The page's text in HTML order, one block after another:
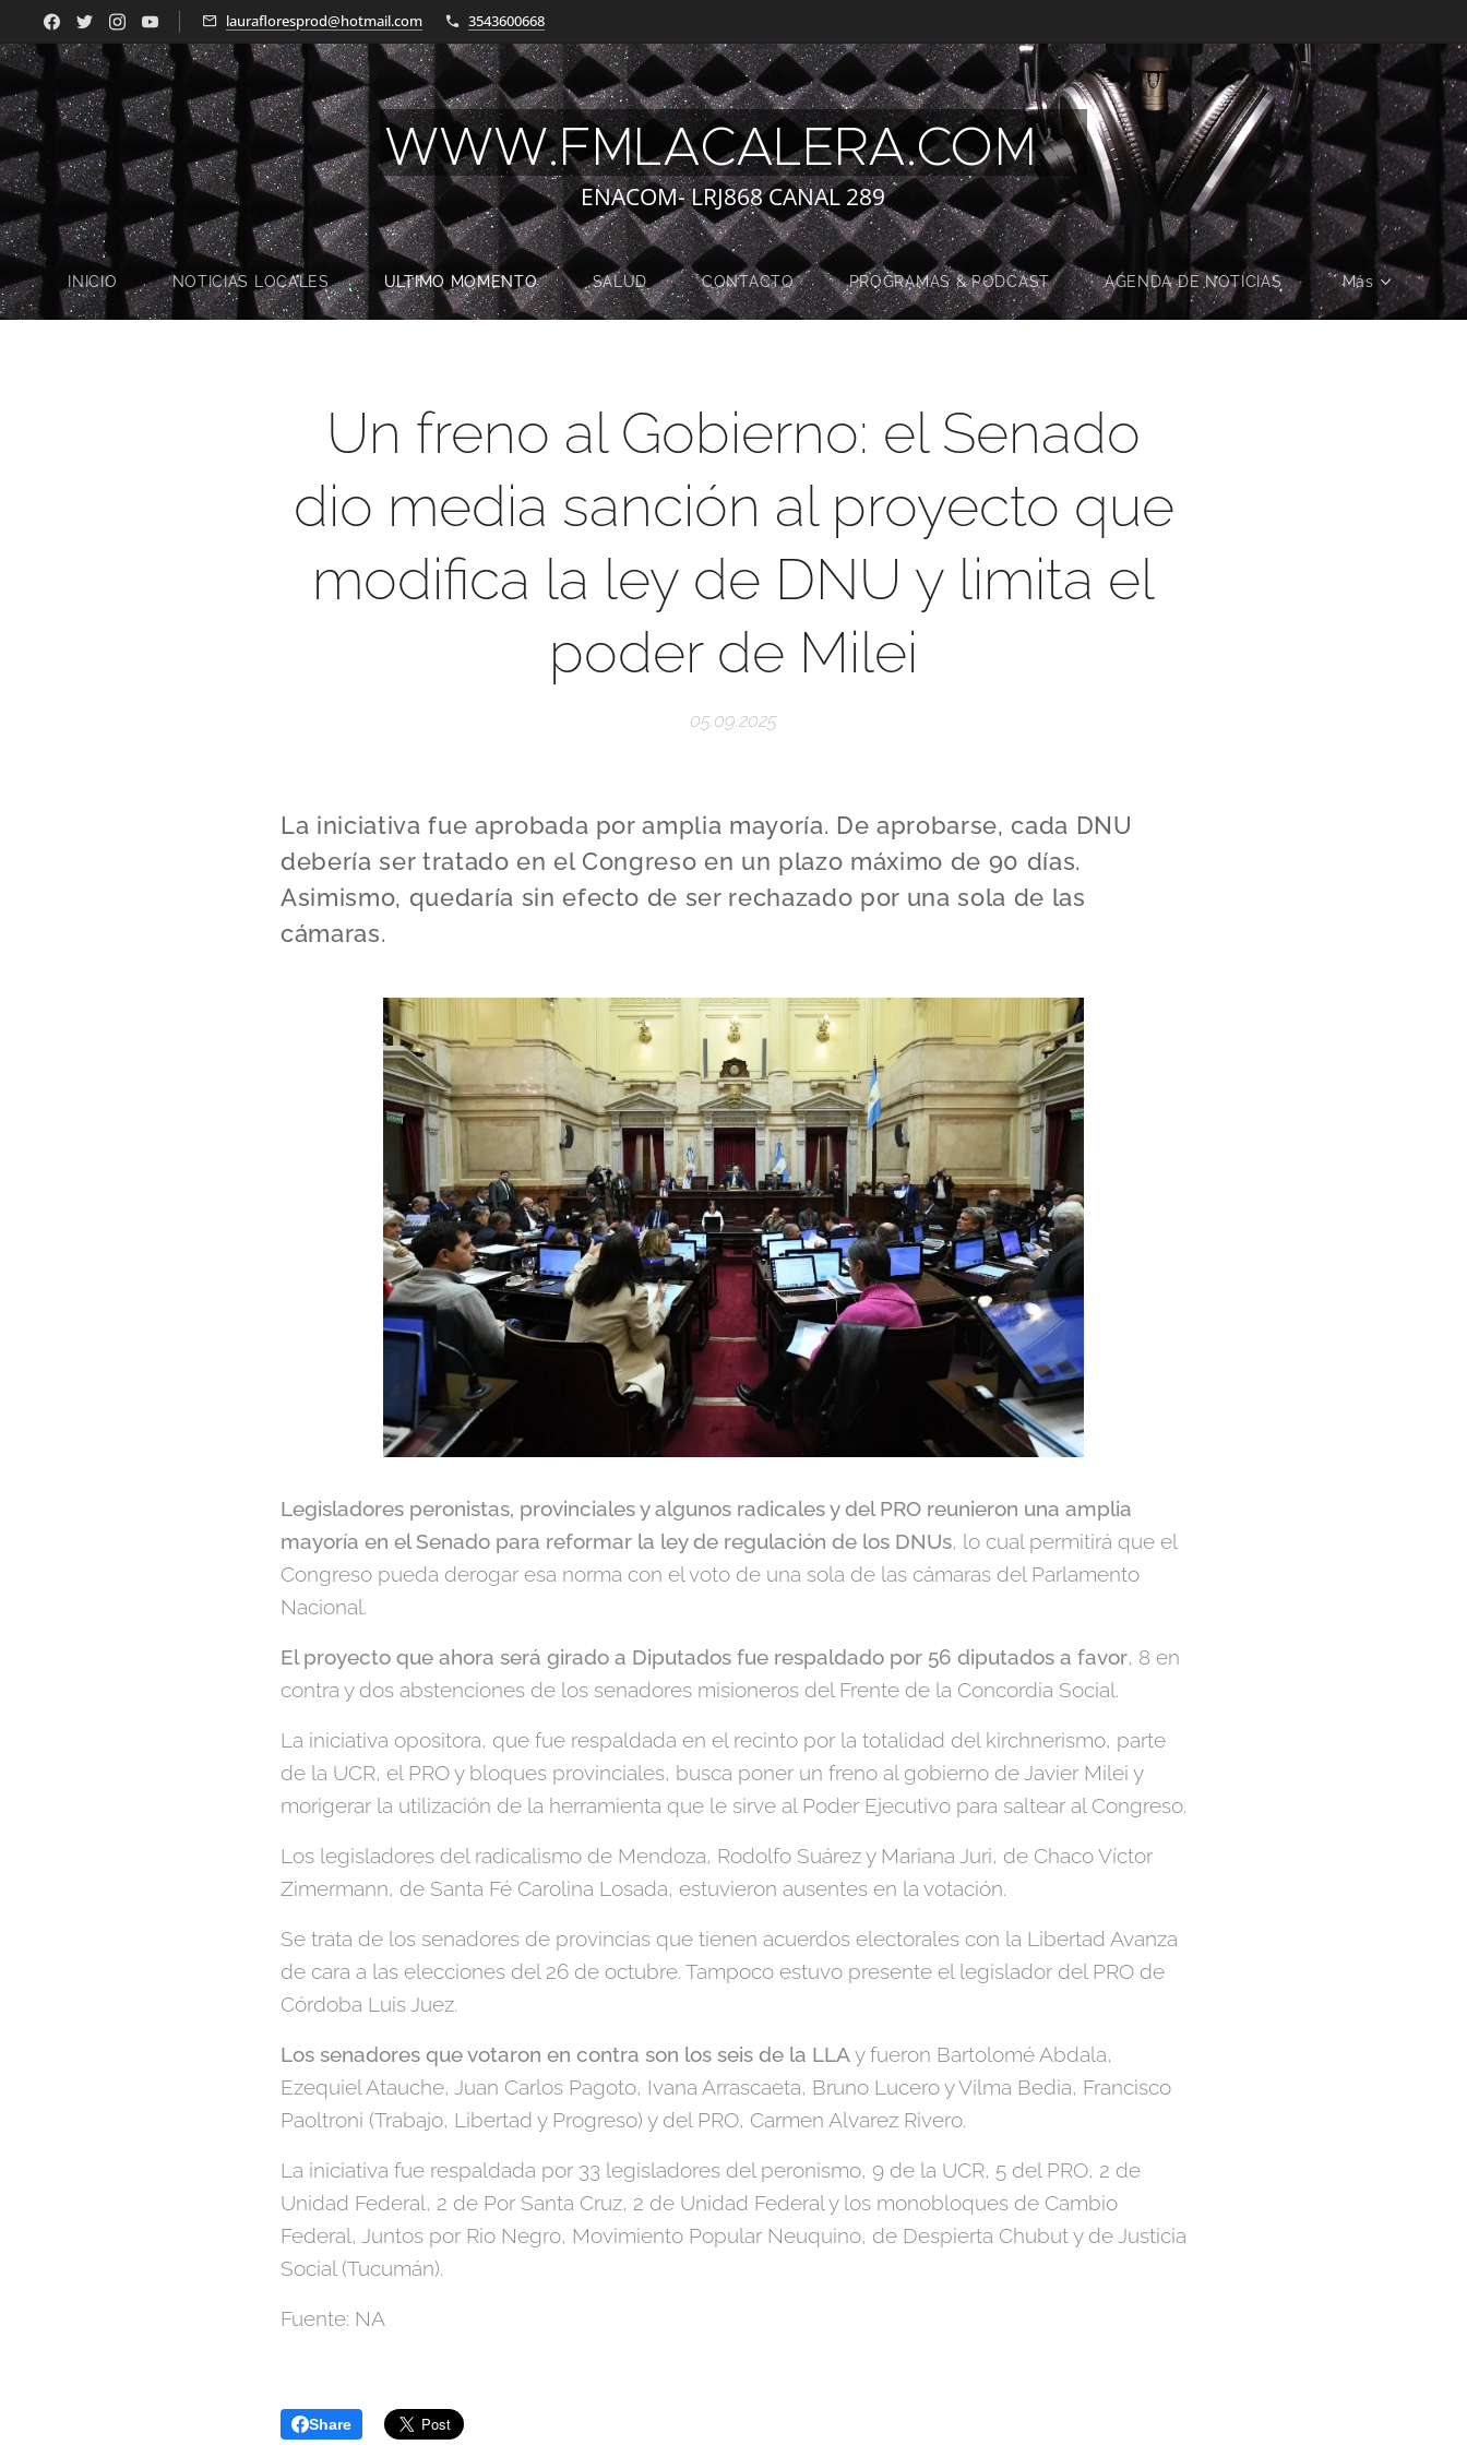
laurafloresprod@hotmail.com 3543600668
WWW.FMLACALERA.COM
ENACOM- LRJ868 CANAL 289
INICIO NOTICIAS LOCALES ULTIMO MOMENTO SALUD CONTACTO PROGRAMAS & PODCAST AGENDA DE NOTICIAS Más
Un freno al Gobierno: el Senado
dio media sanción al proyecto que
modifica la ley de DNU y limita el
poder de Milei
05.09.2025
La iniciativa fue aprobada por amplia mayoría. De aprobarse, cada DNU
debería ser tratado en el Congreso en un plazo máximo de 90 días.
Asimismo, quedaría sin efecto de ser rechazado por una sola de las
cámaras.
Legisladores peronistas, provinciales y algunos radicales y del PRO reunieron una amplia
mayoría en el Senado para reformar la ley de regulación de los DNUs, lo cual permitirá que el
Congreso pueda derogar esa norma con el voto de una sola de las cámaras del Parlamento
Nacional.
El proyecto que ahora será girado a Diputados fue respaldado por 56 diputados a favor, 8 en
contra y dos abstenciones de los senadores misioneros del Frente de la Concordia Social.
La iniciativa opositora, que fue respaldada en el recinto por la totalidad del kirchnerismo, parte
de la UCR, el PRO y bloques provinciales, busca poner un freno al gobierno de Javier Milei y
morigerar la utilización de la herramienta que le sirve al Poder Ejecutivo para saltear al Congreso.
Los legisladores del radicalismo de Mendoza, Rodolfo Suárez y Mariana Juri, de Chaco Víctor
Zimermann, de Santa Fé Carolina Losada, estuvieron ausentes en la votación.
Se trata de los senadores de provincias que tienen acuerdos electorales con la Libertad Avanza
de cara a las elecciones del 26 de octubre. Tampoco estuvo presente el legislador del PRO de
Córdoba Luis Juez.
Los senadores que votaron en contra son los seis de la LLA y fueron Bartolomé Abdala,
Ezequiel Atauche, Juan Carlos Pagoto, Ivana Arrascaeta, Bruno Lucero y Vilma Bedia, Francisco
Paoltroni (Trabajo, Libertad y Progreso) y del PRO, Carmen Alvarez Rivero.
La iniciativa fue respaldada por 33 legisladores del peronismo, 9 de la UCR, 5 del PRO, 2 de
Unidad Federal, 2 de Por Santa Cruz, 2 de Unidad Federal y los monobloques de Cambio
Federal, Juntos por Rio Negro, Movimiento Popular Neuquino, de Despierta Chubut y de Justicia
Social (Tucumán).
Fuente: NA
Share